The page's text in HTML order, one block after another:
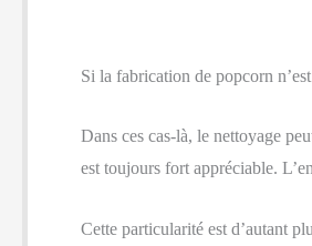
Si la fabrication de popcorn
Dans ces cas-là, le nettoyage
est toujours fort appréciable.
Cette particularité est d’autant